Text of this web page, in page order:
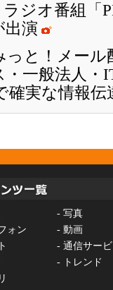
ラジオ番組「
出演
っと！メール
一般法人・
確実な情報伝
- 写真
ォン - 動画
- 通信サー
-
トレンド